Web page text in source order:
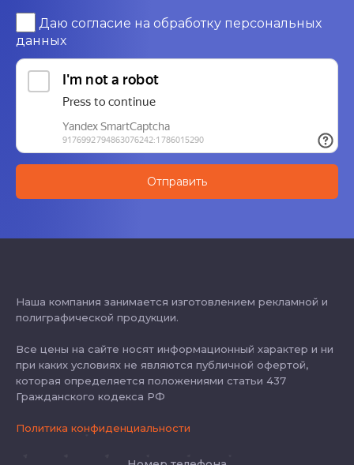
Даю согласие на обработку персональных
данных
Наша компания занимается изготовлением рекламной и
полиграфической продукции.
Все цены на сайте носят информационный характер и ни
при каких условиях не являются публичной офертой,
которая определяется положениями статьи 437
Гражданского кодекса РФ
Политика конфиденциальности